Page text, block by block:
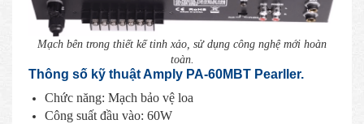
Mạch bên trong thiết kế tinh xảo, sử dụng công nghệ mới hoàn
toàn.
Thông số kỹ thuật Amply PA-60MBT Pearller.
Chức năng: Mạch bảo vệ loa
Công suất đầu vào: 60W